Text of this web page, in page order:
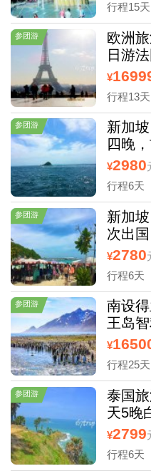
行程15天
参团游
欧洲
日游
¥
行程13天
参团游
新加
四晚
德申
玩两个
¥2980
行程6天
参团游
新加
次出
¥2780
行程6天
参团游
南设
王岛
日
¥
行程25天
参团游
泰国
天5晚
香蕉海
¥2799
行程6天